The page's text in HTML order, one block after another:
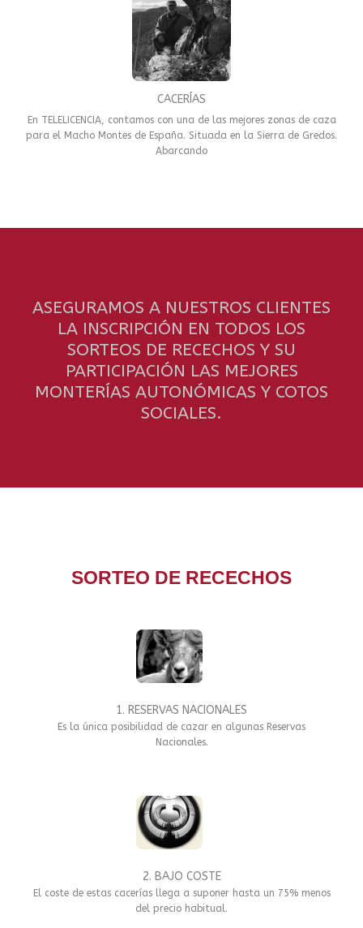
CACERÍAS
En TELELICENCIA, contamos con una de las mejores zonas de caza
para el Macho Montes de España. Situada en la Sierra de Gredos.
Abarcando
ASEGURAMOS A NUESTROS CLIENTES
LA INSCRIPCIÓN EN TODOS LOS
SORTEOS DE RECECHOS Y SU
PARTICIPACIÓN LAS MEJORES
MONTERÍAS AUTONÓMICAS Y COTOS
SOCIALES.
SORTEO DE RECECHOS
1. RESERVAS NACIONALES
Es la única posibilidad de cazar en algunas Reservas
Nacionales.
2. BAJO COSTE
El coste de estas cacerías llega a suponer hasta un 75% menos
del precio habitual.